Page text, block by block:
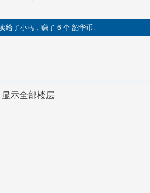
给了小马，赚了 6 个 韶华币.
显示全部楼层